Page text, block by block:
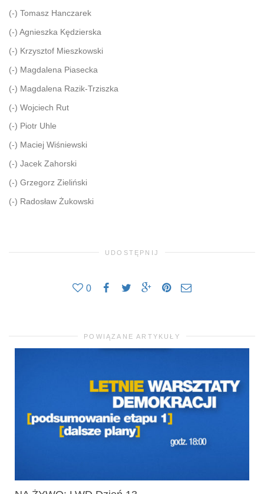
(-) Tomasz Hanczarek
(-) Agnieszka Kędzierska
(-) Krzysztof Mieszkowski
(-) Magdalena Piasecka
(-) Magdalena Razik-Trziszka
(-) Wojciech Rut
(-) Piotr Uhle
(-) Maciej Wiśniewski
(-) Jacek Zahorski
(-) Grzegorz Zieliński
(-) Radosław Żukowski
UDOSTĘPNIJ
0
POWIĄZANE ARTYKUŁY